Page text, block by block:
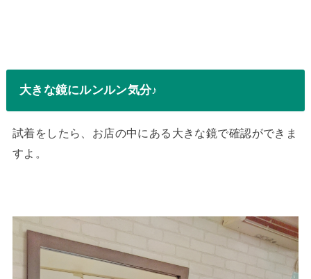
大きな鏡にルンルン気分♪
試着をしたら、お店の中にある大きな鏡で確認ができま
すよ。